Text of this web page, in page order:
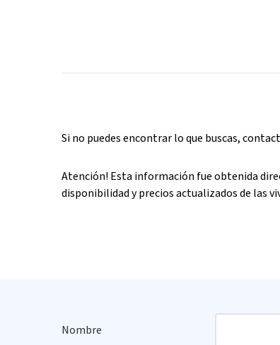
Si no puedes encontrar lo que buscas,
Atención! Esta información fue obtenida
disponibilidad y precios actualizados de las
Nombre